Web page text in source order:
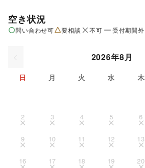
空き状況
問い合わせ可 要相談 不可 受付期間外
2026年8月
日 月 火 水 木
2 3 4 5 6
9 10 11 12 13
16 17 18 19 20